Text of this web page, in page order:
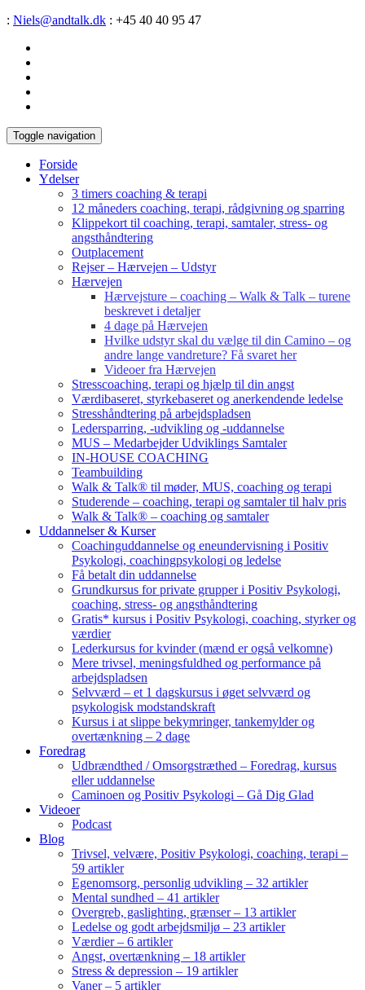
: Niels@andtalk.dk : +45 40 40 95 47
Toggle navigation
Forside
Ydelser
3 timers coaching & terapi
12 måneders coaching, terapi, rådgivning og sparring
Klippekort til coaching, terapi, samtaler, stress- og
angsthåndtering
Outplacement
Rejser – Hærvejen – Udstyr
Hærvejen
Hærvejsture – coaching – Walk & Talk – turene
beskrevet i detaljer
4 dage på Hærvejen
Hvilke udstyr skal du vælge til din Camino – og
andre lange vandreture? Få svaret her
Videoer fra Hærvejen
Stresscoaching, terapi og hjælp til din angst
Værdibaseret, styrkebaseret og anerkendende ledelse
Stresshåndtering på arbejdspladsen
Ledersparring, -udvikling og -uddannelse
MUS – Medarbejder Udviklings Samtaler
IN-HOUSE COACHING
Teambuilding
Walk & Talk® til møder, MUS, coaching og terapi
Studerende – coaching, terapi og samtaler til halv pris
Walk & Talk® – coaching og samtaler
Uddannelser & Kurser
Coachinguddannelse og eneundervisning i Positiv
Psykologi, coachingpsykologi og ledelse
Få betalt din uddannelse
Grundkursus for private grupper i Positiv Psykologi,
coaching, stress- og angsthåndtering
Gratis* kursus i Positiv Psykologi, coaching, styrker og
værdier
Lederkursus for kvinder (mænd er også velkomne)
Mere trivsel, meningsfuldhed og performance på
arbejdspladsen
Selvværd – et 1 dagskursus i øget selvværd og
psykologisk modstandskraft
Kursus i at slippe bekymringer, tankemylder og
overtænkning – 2 dage
Foredrag
Udbrændthed / Omsorgstræthed – Foredrag, kursus
eller uddannelse
Caminoen og Positiv Psykologi – Gå Dig Glad
Videoer
Podcast
Blog
Trivsel, velvære, Positiv Psykologi, coaching, terapi –
59 artikler
Egenomsorg, personlig udvikling – 32 artikler
Mental sundhed – 41 artikler
Overgreb, gaslighting, grænser – 13 artikler
Ledelse og godt arbejdsmiljø – 23 artikler
Værdier – 6 artikler
Angst, overtænkning – 18 artikler
Stress & depression – 19 artikler
Vaner – 5 artikler